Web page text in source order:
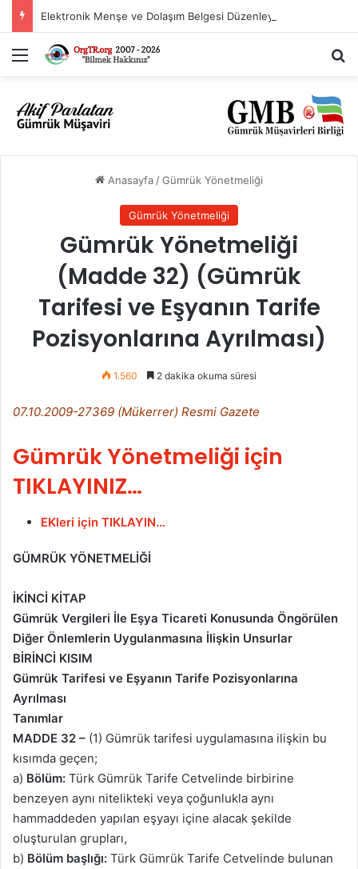
Menü
Anasayfa/Gümrük Yönetmeliği
Gümrük Yönetmeliği
Gümrük Yönetmeliği
(Madde 32) (Gümrük
Tarifesi ve Eşyanın Tarife
Pozisyonlarına Ayrılması)
1.560 2 dakika okuma süresi
07.10.2009-27369 (Mükerrer) Resmi Gazete
Gümrük Yönetmeliği için
TIKLAYINIZ…
EKleri için TIKLAYIN…
GÜMRÜK YÖNETMELİĞİ
İKİNCİ KİTAP
Gümrük Vergileri İle Eşya Ticareti Konusunda Öngörülen
Diğer Önlemlerin Uygulanmasına İlişkin Unsurlar
BİRİNCİ KISIM
Gümrük Tarifesi ve Eşyanın Tarife Pozisyonlarına
Ayrılması
Tanımlar
MADDE 32 – (1) Gümrük tarifesi uygulamasına ilişkin bu
kısımda geçen;
a) Bölüm: Türk Gümrük Tarife Cetvelinde birbirine
benzeyen aynı nitelikteki veya çoğunlukla aynı
hammaddeden yapılan eşyayı içine alacak şekilde
oluşturulan grupları,
b) Bölüm başlığı: Türk Gümrük Tarife Cetvelinde bulunan